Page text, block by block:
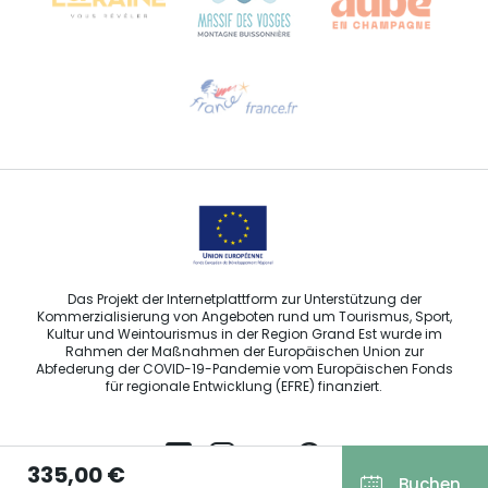
335,00 €
Sprechen Sie uns per E-Mail an
Das Projekt der Internetplattform zur Unterstützung der
Kommerzialisierung von Angeboten rund um Tourismus, Sport,
Kultur und Weintourismus in der Region Grand Est wurde im
Rahmen der Maßnahmen der Europäischen Union zur
Abfederung der COVID-19-Pandemie vom Europäischen Fonds
für regionale Entwicklung (EFRE) finanziert.